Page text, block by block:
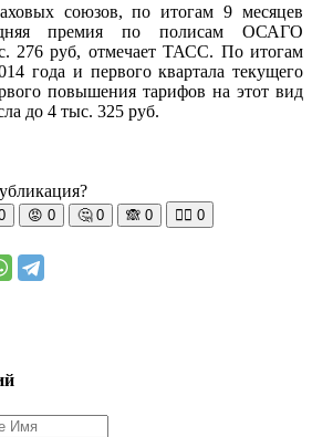
союзов, по итогам 9 месяцев
премия по полисам ОСАГО
276 руб, отмечает ТАСС. По итогам
года и первого квартала текущего
повышения тарифов на этот вид
до 4 тыс. 325 руб.
😡 0 🤔 0 🙈 0 🧘‍♀️ 0